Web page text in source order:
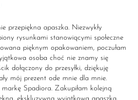
przepiękna apaszka. Niezwykły
rysunkami stanowiącymi społeczne
pięknym opakowaniem, poczułam
osoba choć nie znamy się
dołączony do przesyłki, dziękuję
mój prezent ode mnie dla mnie.
markę Spadiora. Zakupiłam kolejną